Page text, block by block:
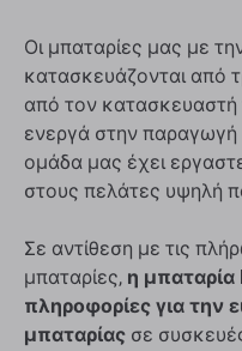
Οι μπαταρίες μας με
κατασκευάζονται από
από τον κατασκευαστή
ενεργά στην παραγωγή
ομάδα μας έχει
στους πελάτες υψηλή
Σε αντίθεση με τις
μπαταρίες, η μπαταρία
πληροφορίες για την
μπαταρίας σε